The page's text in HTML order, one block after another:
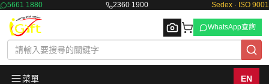
5661 1880 2360 1900 Sedex · ISO 9001
WhatsApp查詢
菜單 EN